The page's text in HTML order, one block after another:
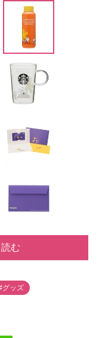
む
グッズ